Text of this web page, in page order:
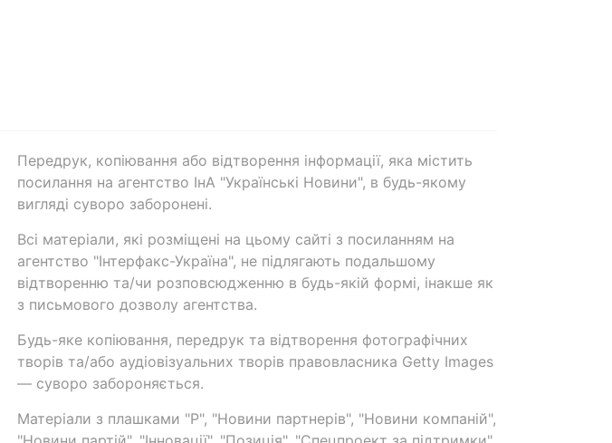
Передрук, копіювання або відтворення інформації, яка містить
посилання на агентство ІнА "Українські Новини", в будь-якому
вигляді суворо заборонені.
Всі матеріали, які розміщені на цьому сайті з посиланням на
агентство "Інтерфакс-Україна", не підлягають подальшому
відтворенню та/чи розповсюдженню в будь-якій формі, інакше як
з письмового дозволу агентства.
Будь-яке копіювання, передрук та відтворення фотографічних
творів та/або аудіовізуальних творів правовласника Getty Images
— суворо забороняється.
Матеріали з плашками "Р", "Новини партнерів", "Новини компаній",